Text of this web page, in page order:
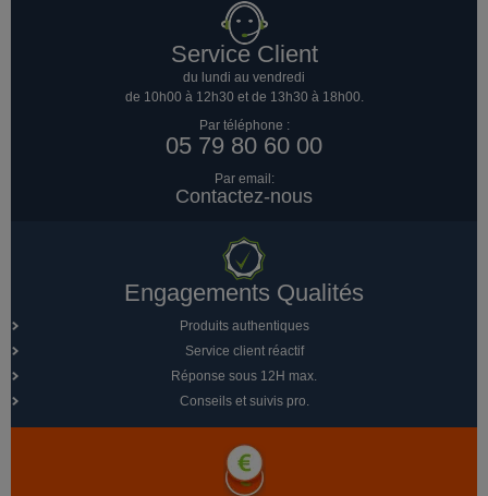
Service Client
du lundi au vendredi
de 10h00 à 12h30 et de 13h30 à 18h00.
Par téléphone :
05 79 80 60 00
Par email:
Contactez-nous
Engagements Qualités
Produits authentiques
Service client réactif
Réponse sous 12H max.
Conseils et suivis pro.